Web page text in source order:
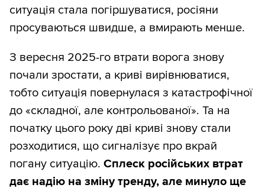
ситуація стала погіршуватися, росіяни
просуваються швидше, а вмирають менше.
З вересня 2025-го втрати ворога знову
почали зростати, а криві вирівнюватися,
тобто ситуація повернулася з катастрофічної
до «складної, але контрольованої». Та на
початку цього року дві криві знову стали
розходитися, що сигналізує про вкрай
погану ситуацію. Сплеск російських втрат
дає надію на зміну тренду, але минуло ще